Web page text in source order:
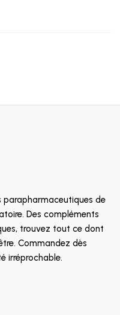
parapharmaceutiques de
Des compléments
trouvez tout ce dont
Commandez dès
irréprochable.